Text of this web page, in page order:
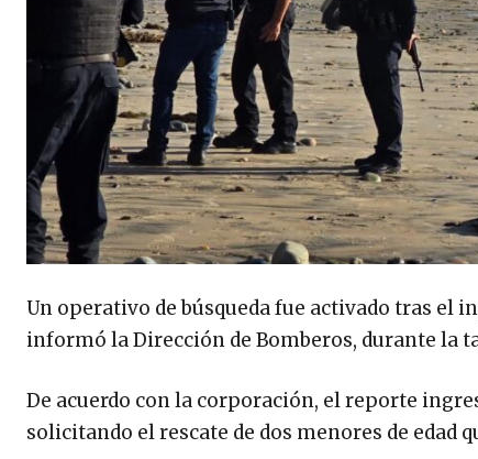
Un operativo de búsqueda fue activado tras el
informó la Dirección de Bomberos, durante la
De acuerdo con la corporación, el reporte
solicitando el rescate de dos menores de edad